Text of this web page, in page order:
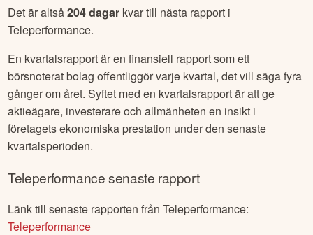
Det är altså204dagar kvar till nästa rapport i
Teleperformance.
En kvartalsrapport är en finansiell rapport som ett
börsnoterat bolag offentliggör varje kvartal, det vill säga fyra
gånger om året. Syftet med en kvartalsrapport är att ge
aktieägare, investerare och allmänheten en insikt i
företagets ekonomiska prestation under den senaste
kvartalsperioden.
Teleperformancesenaste rapport
Länk till senaste rapporten frånTeleperformance:
Teleperformance